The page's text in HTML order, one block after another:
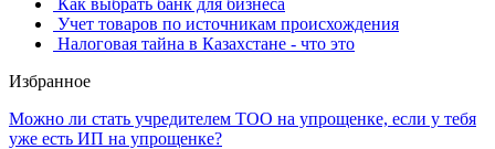
Как выбрать банк для бизнеса
Учет товаров по источникам происхождения
Налоговая тайна в Казахстане - что это
Избранное
Можно ли стать учредителем ТОО на упрощенке, если у тебя
уже есть ИП на упрощенке?